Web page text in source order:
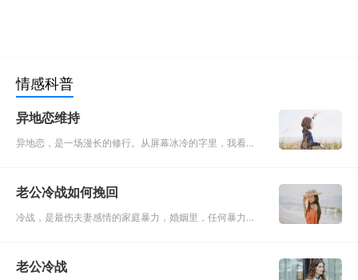
情感科普
异地恋维持
异地恋，是一场漫长的修行。从屏幕冰冷的字里，我看不
以解决的问题，我们
老公冷战如何挽回
冷战，是最伤夫妻感情的家庭暴力，婚姻里，任何暴力都
你的希望，一点点折
老公冷战